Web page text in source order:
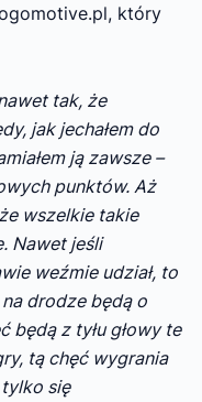
który
tak, że
jak jechałem do
ją zawsze –
punktów. Aż
wszelkie takie
Nawet jeśli
weźmie udział, to
drodze będą o
będą z tyłu głowy te
tą chęć wygrania
się